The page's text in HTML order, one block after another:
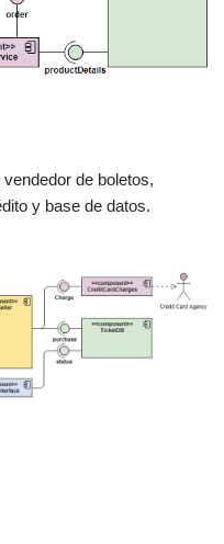
de boletos,
y base de datos.